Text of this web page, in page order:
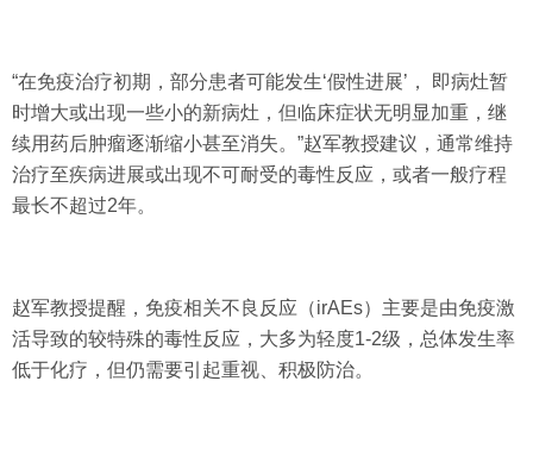
“在免疫治疗初期，部分患者可能发生‘假性进展’， 即病灶暂
时增大或出现一些小的新病灶，但临床症状无明显加重，继
续用药后肿瘤逐渐缩小甚至消失。”赵军教授建议，通常维持
治疗至疾病进展或出现不可耐受的毒性反应，或者一般疗程
最长不超过2年。
赵军教授提醒，免疫相关不良反应（irAEs）主要是由免疫激
活导致的较特殊的毒性反应，大多为轻度1-2级，总体发生率
低于化疗，但仍需要引起重视、积极防治。